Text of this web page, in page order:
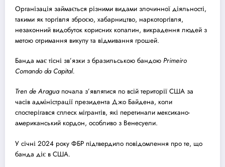
Організація займається різними видами злочинної діяльності,
такими як торгівля зброєю, хабарництво, наркоторгівля,
незаконний видобуток корисних копалин, викрадення людей з
метою отримання викупу та відмивання грошей.
Банда має тісні зв’язки з бразильською бандою Primeiro
Comando da Capital.
Tren de Araguaпочала з’являтися по всій території США за
часів адміністрації президента Джо Байдена, коли
спостерігався сплеск мігрантів, які перетинали мексикано-
американський кордон, особливо з Венесуели.
У січні 2024 року ФБР підтвердило повідомлення про те, що
банда діє в США.